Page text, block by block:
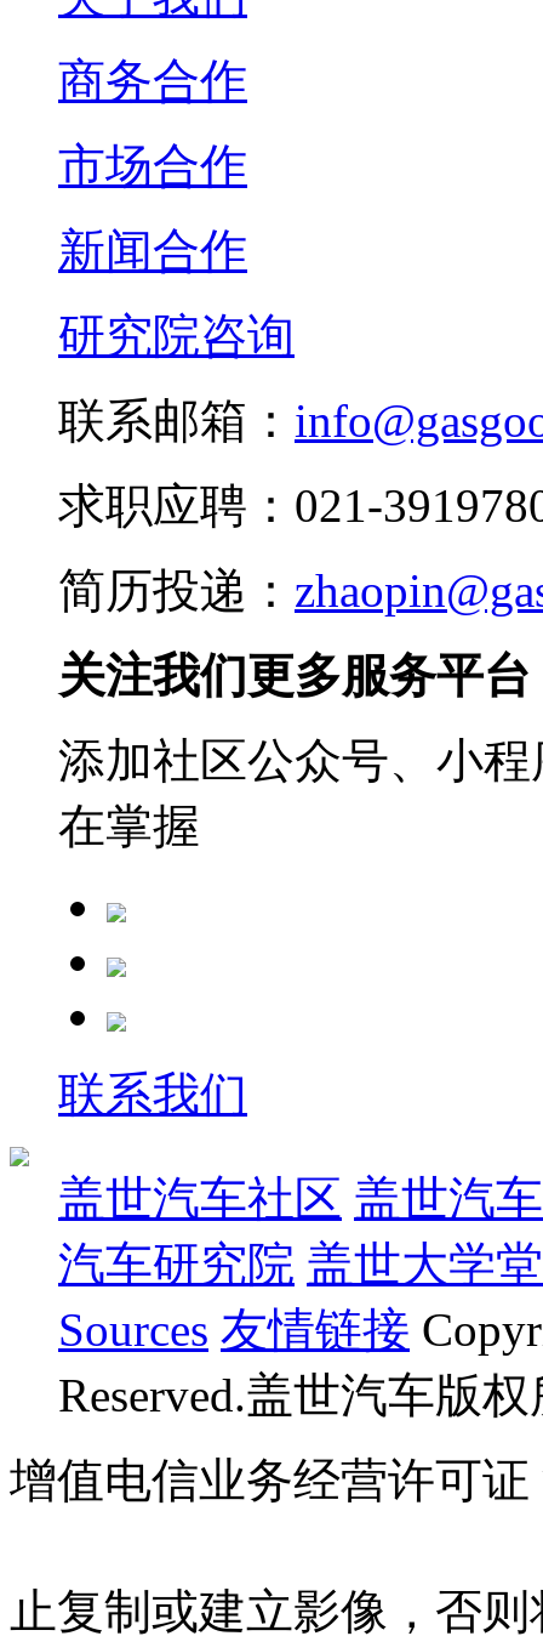
商务合作
市场合作
新闻合作
研究院咨询
联系邮箱：
求职应聘：021-
简历投递：
关注我们更多服务平台
添加社区公众号、小
在掌握
联系我们
盖世汽车社区 盖世汽
汽车研究院 盖世大学堂
Sources 友情链接
Reserved.盖世汽车版
增值电信业务经营许可证
止复制或建立影像，否